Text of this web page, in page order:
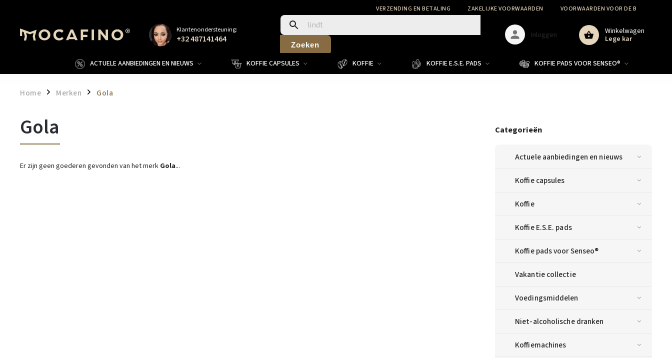
VERZENDING EN BETALING ZAKELIJKE VOORWAARDEN VOORWAARDEN VOOR DE
Klantenondersteuning:
+32 487141464 Zoeken
Winkelwagen
Lege kar
Inloggen
ACTUELE AANBIEDINGEN EN NIEUWS KOFFIE CAPSULES KOFFIE KOFFIE E.S.E. PADS KOFFIE PADS VOOR SENSEO®
Home / Merken / Gola
Categorieën
Actuele aanbiedingen en nieuws
Koffie capsules
Koffie
Koffie E.S.E. pads
Koffie pads voor Senseo®
Vakantie collectie
Voedingsmiddelen
Niet-alcoholische dranken
Koffiemachines
Gola
Er zijn geen goederen gevonden van het merk Gola...